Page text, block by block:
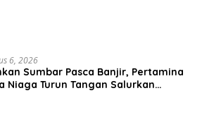
6, 2026
Sumbar Pasca Banjir, Pertamina
Niaga Turun Tangan Salurkan